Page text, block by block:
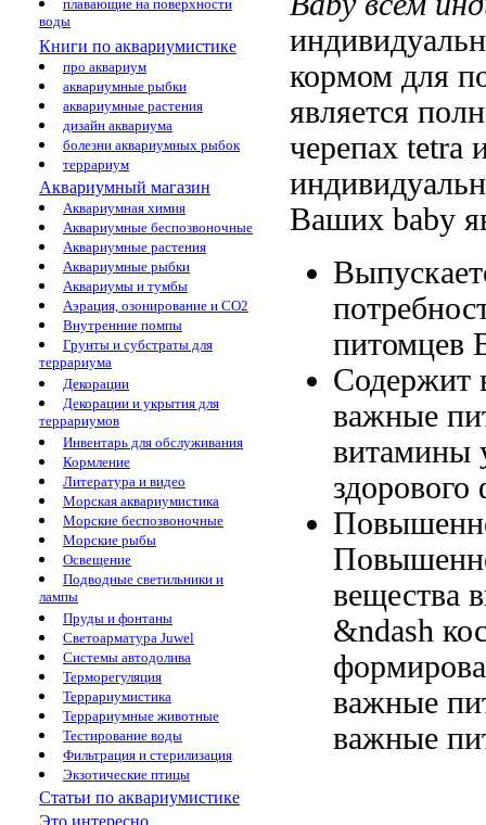
плавающие на поверхности
воды
Книги по аквариумистике
про аквариум
аквариумные рыбки
аквариумные растения
дизайн аквариума
болезни аквариумных рыбок
террариум
Аквариумный магазин
Аквариумная химия
Аквариумные беспозвоночные
Аквариумные растения
Аквариумные рыбки
Аквариумы и тумбы
Аэрация, озонирование и CO2
Внутренние помпы
Грунты и субстраты для
террариума
Декорации
Декорации и укрытия для
террариумов
Инвентарь для обслуживания
Кормление
Литература и видео
Морская аквариумистика
Морские беспозвоночные
Морские рыбы
Освещение
Подводные светильники и
лампы
Пруды и фонтаны
Светоарматура Juwel
Системы автодолива
Терморегуляция
Террариумистика
Террариумные животные
Тестирование воды
Фильтрация и стерилизация
Экзотические птицы
Статьи по аквариумистике
Это интересно...
кормом для
является
черепах tetra
Ваших baby
питомцев
Содержит
важные
витамины
вещества
&ndash
важные
важные